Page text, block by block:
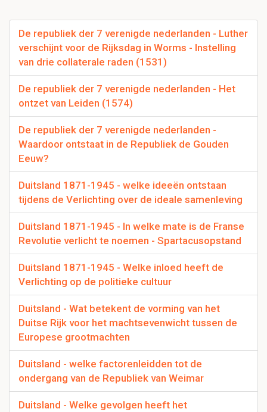
De republiek der 7 verenigde nederlanden - Luther
verschijnt voor de Rijksdag in Worms - Instelling
van drie collaterale raden (1531)
De republiek der 7 verenigde nederlanden - Het
ontzet van Leiden (1574)
De republiek der 7 verenigde nederlanden -
Waardoor ontstaat in de Republiek de Gouden
Eeuw?
Duitsland 1871-1945 - welke ideeën ontstaan
tijdens de Verlichting over de ideale samenleving
Duitsland 1871-1945 - In welke mate is de Franse
Revolutie verlicht te noemen - Spartacusopstand
Duitsland 1871-1945 - Welke inloed heeft de
Verlichting op de politieke cultuur
Duitsland - Wat betekent de vorming van het
Duitse Rijk voor het machtsevenwicht tussen de
Europese grootmachten
Duitsland - welke factorenleidden tot de
ondergang van de Republiek van Weimar
Duitsland - Welke gevolgen heeft het